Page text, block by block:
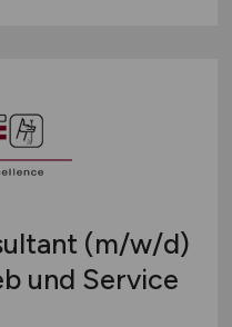
(m/w/d)
und Service